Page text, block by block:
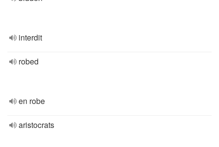
interdit
robed
en robe
aristocrats